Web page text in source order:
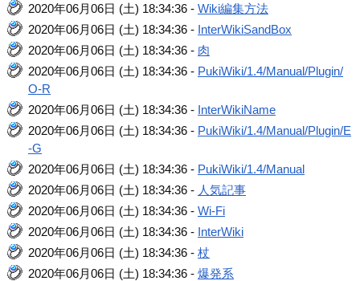
2020年06月06日 (土) 18:34:36 -Wiki編集方法
2020年06月06日 (土) 18:34:36 - InterWikiSandBox
2020年06月06日 (土) 18:34:36 - 肉
2020年06月06日 (土) 18:34:36 - PukiWiki/1.4/Manual/Plugin/
O-R
2020年06月06日 (土) 18:34:36 - InterWikiName
2020年06月06日 (土) 18:34:36 - PukiWiki/1.4/Manual/Plugin/E
-G
2020年06月06日 (土) 18:34:36 - PukiWiki/1.4/Manual
2020年06月06日 (土) 18:34:36 - 人気記事
2020年06月06日 (土) 18:34:36 -Wi-Fi
2020年06月06日 (土) 18:34:36 - InterWiki
2020年06月06日 (土) 18:34:36 -杖
2020年06月06日 (土) 18:34:36 -爆発系